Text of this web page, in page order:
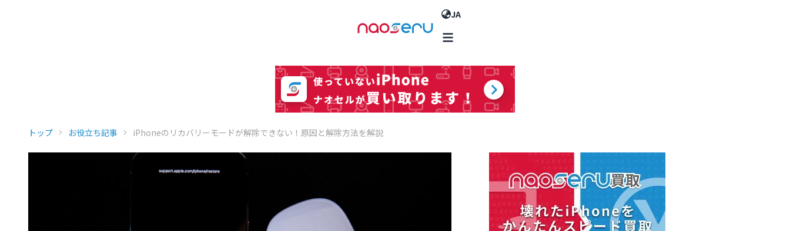
JA
トップ お役立ち記事 iPhoneのリカバリーモードが解除できない！原因と解除方法を解説